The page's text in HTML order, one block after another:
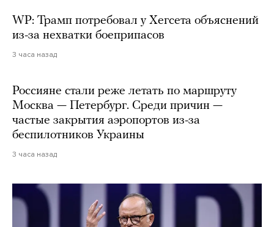
WP: Трамп потребовал у Хегсета объяснений
из-за нехватки боеприпасов
3 часа назад
Россияне стали реже летать по маршруту
Москва — Петербург. Среди причин —
частые закрытия аэропортов из-за
беспилотников Украины
3 часа назад